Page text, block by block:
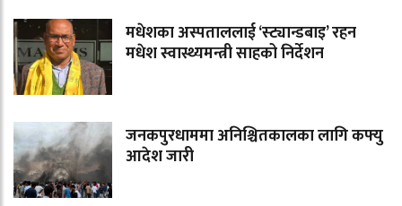
मधेशका अस्पताललाई ‘स्ट्यान्डबाइ’ रहन
मधेश स्वास्थ्यमन्त्री साहको निर्देशन
जनकपुरधाममा अनिश्चितकालका लागि कफ्यु
आदेश जारी